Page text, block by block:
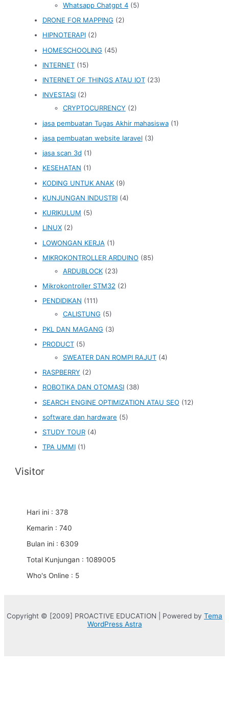
Whatsapp Chatgpt 4(5)
DRONE FOR MAPPING (2)
HIPNOTERAPI(2)
HOMESCHOOLING (45)
INTERNET(15)
INTERNET OF THINGS ATAU IOT(23)
INVESTASI(2)
CRYPTOCURRENCY (2)
jasa pembuatan Tugas Akhir mahasiswa(1)
jasa pembuatan website laravel (3)
jasa scan 3d (1)
KESEHATAN (1)
KODING UNTUK ANAK(9)
KUNJUNGAN INDUSTRI(4)
KURIKULUM (5)
LINUX(2)
LOWONGAN KERJA (1)
MIKROKONTROLLER ARDUINO (85)
ARDUBLOCK(23)
Mikrokontroller STM32 (2)
PENDIDIKAN (111)
CALISTUNG (5)
PKL DAN MAGANG (3)
PRODUCT(5)
SWEATER DAN ROMPI RAJUT(4)
RASPBERRY (2)
ROBOTIKA DAN OTOMASI(38)
SEARCH ENGINE OPTIMIZATION ATAU SEO (12)
software dan hardware (5)
STUDY TOUR(4)
TPA UMMI(1)
Visitor
Hari ini : 378
Kemarin : 740
Bulan ini : 6309
Total Kunjungan : 1089005
Who's Online : 5
Copyright © [2009] PROACTIVE EDUCATION | Powered by Tema
WordPress Astra